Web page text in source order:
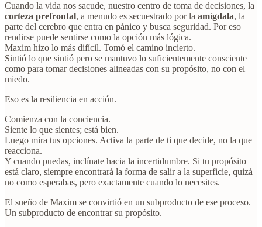
Cuando la vida nos sacude, nuestro centro de toma de decisiones, la
corteza prefrontal, a menudo es secuestrado por la amígdala, la
parte del cerebro que entra en pánico y busca seguridad. Por eso
rendirse puede sentirse como la opción más lógica.
Maxim hizo lo más difícil. Tomó el camino incierto.
Sintió lo que sintió pero se mantuvo lo suficientemente consciente
como para tomar decisiones alineadas con su propósito, no con el
miedo.
Eso es la resiliencia en acción.
Comienza con la conciencia.
Siente lo que sientes; está bien.
Luego mira tus opciones. Activa la parte de ti que decide, no la que
reacciona.
Y cuando puedas, inclínate hacia la incertidumbre. Si tu propósito
está claro, siempre encontrará la forma de salir a la superficie, quizá
no como esperabas, pero exactamente cuando lo necesites.
El sueño de Maxim se convirtió en un subproducto de ese proceso.
Un subproducto de encontrar su propósito.